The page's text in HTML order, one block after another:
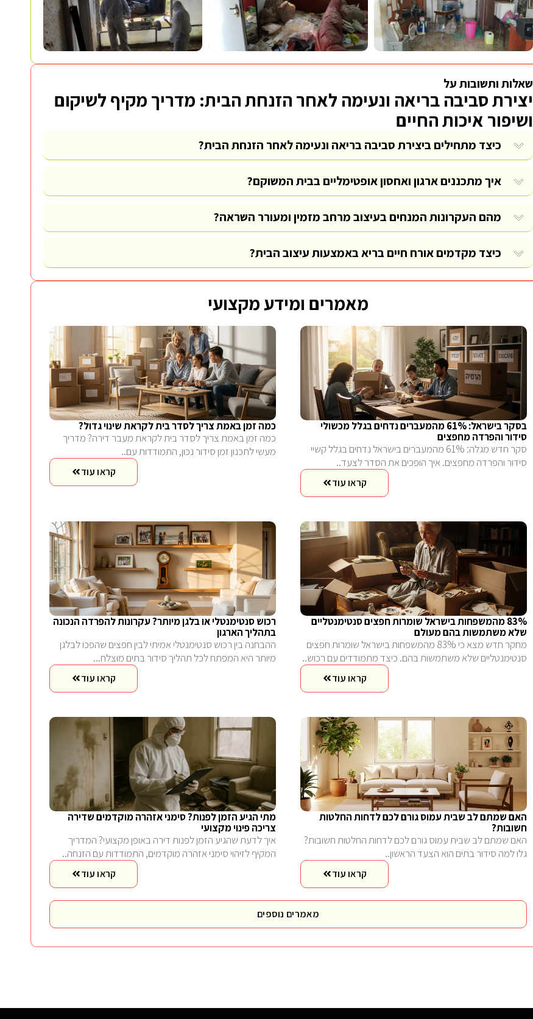
שאלות ותשובות על
יצירת סביבה בריאה ונעימה לאחר הזנחת הבית: מדריך מקיף לשיקום
ושיפור איכות החיים
כיצד מתחילים ביצירת סביבה בריאה ונעימה לאחר הזנחת הבית?
איך מתכננים ארגון ואחסון אופטימליים בבית המשוקם?
מהם העקרונות המנחים בעיצוב מרחב מזמין ומעורר השראה?
כיצד מקדמים אורח חיים בריא באמצעות עיצוב הבית?
מאמרים ומידע מקצועי
בסקר בישראל: 61% מהמעברים נדחים בגלל מכשולי
סידור והפרדה מחפצים
סקר חדש מגלה: 61% מהמעברים בישראל נדחים בגלל קשיי
סידור והפרדה מחפצים. איך הופכים את הסדר לצעד..
קראו עוד
כמה זמן באמת צריך לסדר בית לקראת שינוי גדול?
כמה זמן באמת צריך לסדר בית לקראת מעבר דירה? מדריך
מעשי לתכנון זמן סידור נכון, התמודדות עם..
קראו עוד
83% מהמשפחות בישראל שומרות חפצים סנטימנטליים
שלא משתמשות בהם מעולם
מחקר חדש מצא כי 83% מהמשפחות בישראל שומרות חפצים
סנטימנטליים שלא משתמשות בהם. כיצד מתמודדים עם רכוש..
קראו עוד
רכוש סנטימנטלי או בלגן מיותר? עקרונות להפרדה הנכונה
בתהליך הארגון
ההבחנה בין רכוש סנטימנטלי אמיתי לבין חפצים שהפכו לבלגן
מיותר היא המפתח לכל תהליך סידור בתים מוצלח...
קראו עוד
האם שמתם לב שבית עמוס גורם לכם לדחות החלטות
חשובות?
האם שמתם לב שבית עמוס גורם לכם לדחות החלטות חשובות?
גלו למה סידור בתים הוא הצעד הראשון..
קראו עוד
מתי הגיע הזמן לפנות? סימני אזהרה מוקדמים שדירה
צריכה פינוי מקצועי
איך לדעת שהגיע הזמן לפנות דירה באופן מקצועי? המדריך
המקיף לזיהוי סימני אזהרה מוקדמים, התמודדות עם הזנחה..
קראו עוד
מאמרים נוספים